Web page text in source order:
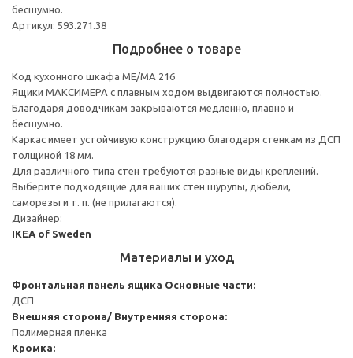
бесшумно.
Артикул: 593.271.38
Подробнее о товаре
Код кухонного шкафа ME/MA 216
Ящики МАКСИМЕРА с плавным ходом выдвигаются полностью.
Благодаря доводчикам закрываются медленно, плавно и
бесшумно.
Каркас имеет устойчивую конструкцию благодаря стенкам из ДСП
толщиной 18 мм.
Для различного типа стен требуются разные виды креплений.
Выберите подходящие для ваших стен шурупы, дюбели,
саморезы и т. п. (не прилагаются).
Дизайнер:
IKEA of Sweden
Материалы и уход
Фронтальная панель ящика Основные части:
ДСП
Внешняя сторона/ Внутренняя сторона:
Полимерная пленка
Кромка: